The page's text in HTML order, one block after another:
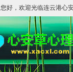
您好，欢迎光临连云港心